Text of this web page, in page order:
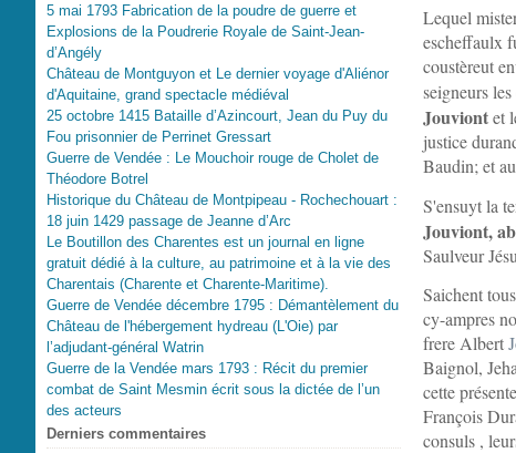
5 mai 1793 Fabrication de la poudre de guerre et
Explosions de la Poudrerie Royale de Saint-Jean-
d’Angély
Château de Montguyon et Le dernier voyage d'Aliénor
d'Aquitaine, grand spectacle médiéval
25 octobre 1415 Bataille d’Azincourt, Jean du Puy du
Fou prisonnier de Perrinet Gressart
Guerre de Vendée : Le Mouchoir rouge de Cholet de
Théodore Botrel
Historique du Château de Montpipeau - Rochechouart :
18 juin 1429 passage de Jeanne d’Arc
Le Boutillon des Charentes est un journal en ligne
gratuit dédié à la culture, au patrimoine et à la vie des
Charentais (Charente et Charente-Maritime).
Guerre de Vendée décembre 1795 : Démantèlement du
Château de l'hébergement hydreau (L'Oie) par
l’adjudant-général Watrin
Guerre de la Vendée mars 1793 : Récit du premier
combat de Saint Mesmin écrit sous la dictée de l’un
des acteurs
Derniers commentaires
Lequel
escheffaulx
coustèreut
seigneurs
Jouviontet
justice
Baudin; et
S'ensuyt la
Jouviont,
Saulveur
Saichent
cy-ampres
frere Albert
Baignol,
cette
François
consuls ,